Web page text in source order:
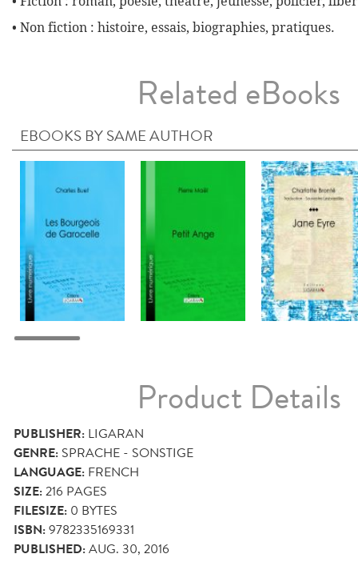
• Non fiction : histoire, essais, biographies, pratiques.
Related eBooks
EBOOKS BY SAME AUTHOR
Product Details
PUBLISHER: LIGARAN
GENRE: SPRACHE - SONSTIGE
LANGUAGE: FRENCH
SIZE:216 PAGES
FILESIZE: 0 BYTES
ISBN:9782335169331
PUBLISHED:AUG. 30, 2016